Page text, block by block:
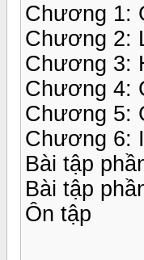
Chương 1:
Chương 2:
Chương 3:
Chương 4:
Chương 5:
Chương 6:
Bài tập
Bài tập
Ôn tập